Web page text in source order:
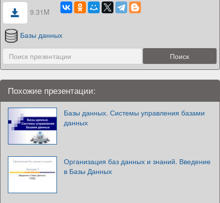
9.31M
Базы данных
Похожие презентации:
Базы данных. Системы управления базами
данных
Организация баз данных и знаний. Введение
в Базы Данных